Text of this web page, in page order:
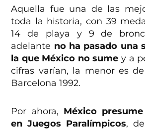
Aquella fue una de las
toda la historia, con 39
14 de playa y 9 de
adelante no ha pasado una
la que México no sume y a
cifras varían, la menor es
Barcelona 1992.
Por ahora, México
en Juegos Paralímpicos,